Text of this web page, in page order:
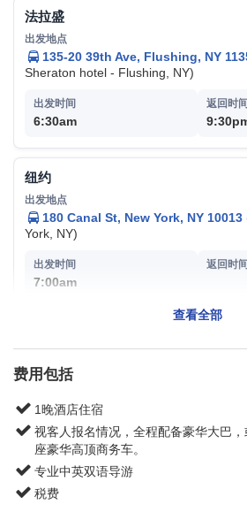
法拉盛
135-20 39th Ave, Flushing, NY
Sheraton hotel - Flushing, NY)
6:30am
纽约
180 Canal St, New York, NY 10013
York, NY)
7:00am
321 W 42nd St, New York, NY 10036
7:00am
泽西城
查看全部
费用包括
1晚酒店住宿
视客人报名情况，全程配备豪华大巴
座豪华高顶商务车。
专业中英双语导游
税费